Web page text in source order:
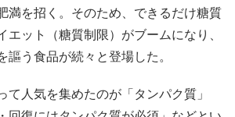
満を招く。そのため、できるだけ糖質
ット（糖質制限）がブームになり、
謳う食品が続々と登場した。
て人気を集めたのが「タンパク質」